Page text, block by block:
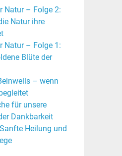
Natur – Folge 2:
Natur ihre
Natur – Folge 1:
Blüte der
– wenn
für unsere
Dankbarkeit
Heilung und